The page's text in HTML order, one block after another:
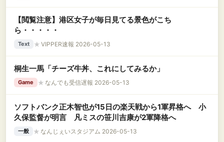
【閲覧注意】港区女子が毎日見てる景色がこち
ら・・・・・
Text ★ VIPPER速報 2026-05-13
桐生一馬「チーズ牛丼、これにしてみるか」
Game ★ なんでも受信遅報 2026-05-13
ソフトバンク正木智也が15日の楽天戦から1軍昇格へ 小
久保監督が明言 凡ミスの笹川吉康が2軍降格へ
一般 ★ なんじぇいスタジアム 2026-05-13